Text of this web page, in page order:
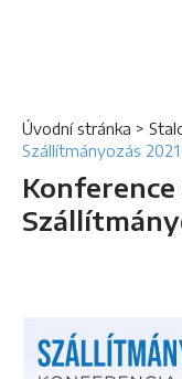
Úvodní stránka >
Szállítmányozás